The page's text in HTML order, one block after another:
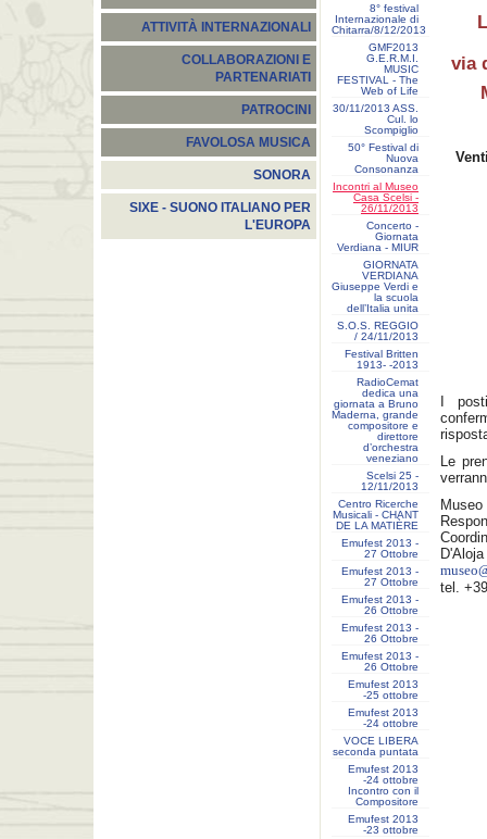
ATTIVITÀ INTERNAZIONALI
COLLABORAZIONI E
PARTENARIATI
PATROCINI
FAVOLOSA MUSICA
SONORA
SIXE - SUONO ITALIANO PER
L'EUROPA
8° festival
Internazionale di
Chitarra/8/12/2013
GMF2013
G.E.R.M.I.
MUSIC
FESTIVAL - The
Web of Life
30/11/2013 ASS.
Cul. lo
Scompiglio
50° Festival di
Nuova
Consonanza
Incontri al Museo
Casa Scelsi -
26/11/2013
Concerto -
Giornata
Verdiana - MIUR
GIORNATA
VERDIANA
Giuseppe Verdi e
la scuola
dell’Italia unita
S.O.S. REGGIO
/ 24/11/2013
Festival Britten
1913- ‐2013
RadioCemat
dedica una
giornata a Bruno
Maderna, grande
compositore e
direttore
d’orchestra
veneziano
Scelsi 25 -
12/11/2013
Centro Ricerche
Musicali - CHANT
DE LA MATIÈRE
Emufest 2013 -
27 Ottobre
Emufest 2013 -
27 Ottobre
Emufest 2013 -
26 Ottobre
Emufest 2013 -
26 Ottobre
Emufest 2013 -
26 Ottobre
Emufest 2013
-25 ottobre
Emufest 2013
-24 ottobre
VOCE LIBERA
seconda puntata
Emufest 2013
-24 ottobre
Incontro con il
Compositore
Emufest 2013
-23 ottobre
via
I
Le
D'Aloja
tel.